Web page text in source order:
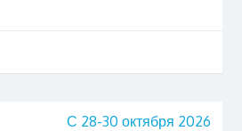
С 28-30 октября 2026